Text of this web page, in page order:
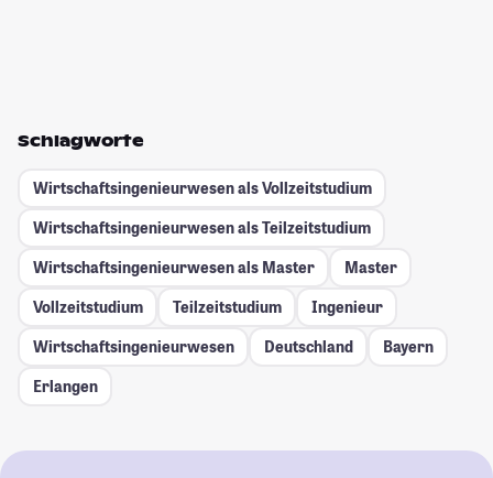
Schlagworte
Wirtschaftsingenieurwesen als Vollzeitstudium
Wirtschaftsingenieurwesen als Teilzeitstudium
Wirtschaftsingenieurwesen als Master
Master
Vollzeitstudium
Teilzeitstudium
Ingenieur
Wirtschaftsingenieurwesen
Deutschland
Bayern
Erlangen